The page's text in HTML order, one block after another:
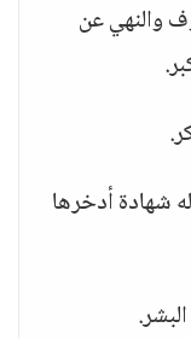
والنهي عن
شهادة أدخرها